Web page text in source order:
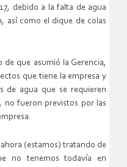
debido a la falta de agua
así como el dique de colas
que asumió la Gerencia,
que tiene la empresa y
de agua que se requieren
no fueron previstos por las
(estamos) tratando de
no tenemos todavía en